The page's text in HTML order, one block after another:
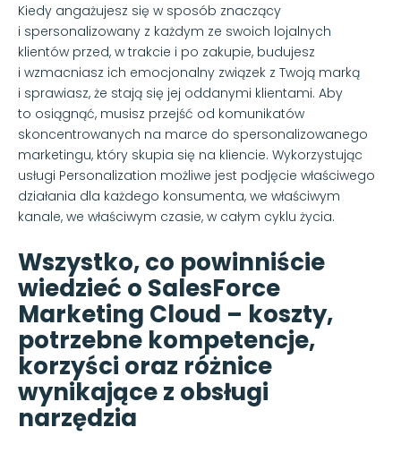
Kiedy angażujesz się w sposób znaczący
i spersonalizowany z każdym ze swoich lojalnych
klientów przed, w trakcie i po zakupie, budujesz
i wzmacniasz ich emocjonalny związek z Twoją marką
i sprawiasz, że stają się jej oddanymi klientami. Aby
to osiągnąć, musisz przejść od komunikatów
skoncentrowanych na marce do spersonalizowanego
marketingu, który skupia się na kliencie. Wykorzystując
usługi Personalization możliwe jest podjęcie właściwego
działania dla każdego konsumenta, we właściwym
kanale, we właściwym czasie, w całym cyklu życia.
Wszystko, co powinniście
wiedzieć o SalesForce
Marketing Cloud – koszty,
potrzebne kompetencje,
korzyści oraz różnice
wynikające z obsługi
narzędzia